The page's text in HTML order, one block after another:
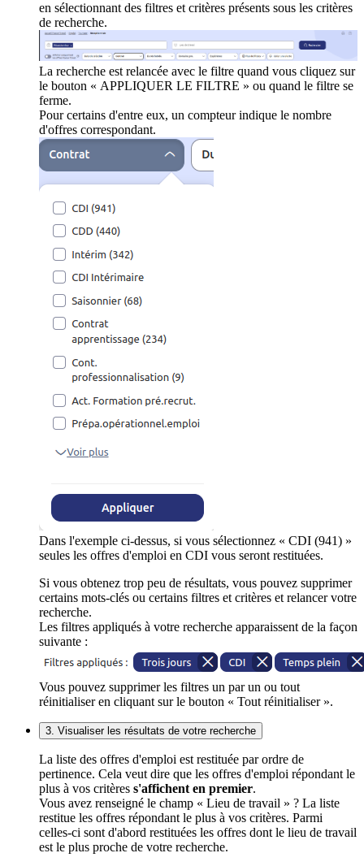
en sélectionnant des filtres et critères présents sous les critères
de recherche.
La recherche est relancée avec le filtre quand vous cliquez sur
le bouton « APPLIQUER LE FILTRE » ou quand le filtre se
ferme.
Pour certains d'entre eux, un compteur indique le nombre
d'offres correspondant.
Dans l'exemple ci-dessus, si vous sélectionnez « CDI (941) »
seules les offres d'emploi en CDI vous seront restituées.
Si vous obtenez trop peu de résultats, vous pouvez supprimer
certains mots-clés ou certains filtres et critères et relancer votre
recherche.
Les filtres appliqués à votre recherche apparaissent de la façon
suivante :
Vous pouvez supprimer les filtres un par un ou tout
réinitialiser en cliquant sur le bouton « Tout réinitialiser ».
3. Visualiser les résultats de votre recherche
La liste des offres d'emploi est restituée par ordre de
pertinence. Cela veut dire que les offres d'emploi répondant le
plus à vos critères s'affichent en premier.
Vous avez renseigné le champ « Lieu de travail » ? La liste
restitue les offres répondant le plus à vos critères. Parmi
celles-ci sont d'abord restituées les offres dont le lieu de travail
est le plus proche de votre recherche.